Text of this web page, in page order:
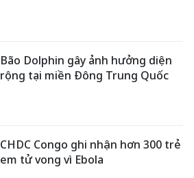
Bão Dolphin gây ảnh hưởng diện
rộng tại miền Đông Trung Quốc
CHDC Congo ghi nhận hơn 300 trẻ
em tử vong vì Ebola